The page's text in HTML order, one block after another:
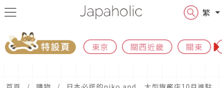
繁
東京 關西近畿 關東